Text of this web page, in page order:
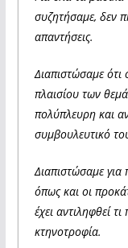
συζητήσαμε, δεν
απαντήσεις.
Διαπιστώσαμε ότι
πλαισίου των
πολύπλευρη και
συμβουλευτικό
Διαπιστώσαμε
όπως και οι
έχει αντιληφθεί
κτηνοτροφία.